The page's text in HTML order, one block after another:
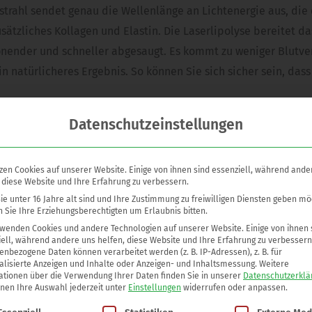
sendet genau die Wellenlänge an Lichtenergie aus,
Kollagen und Elastin. Die Laserlipolyse bereitet
und schneller abgesaugt. Es kommt zu weniger
natürlicheres Ergebnis. So können Sie sich sicher sein,
Methoden?
ist für das Gewebe schonender. Darüber hinaus
somit deutlich besser ab. Dies bedeutet nach der
schnellere Genesung. Daher sind Sie nach der Operation
durch eine hochdosierte Gabe von Vitamin C, da
aus dem Gewebe holen, wo es bis zu sieben Tage
Es sorgt für eine geringe Schwellneigung, den
Genesung.
Datenschutzeinstellungen
Cookies auf unserer Website. Einige von ihnen sind essenziell, während
Website und Ihre Erfahrung zu verbessern.
unter 16 Jahre alt sind und Ihre Zustimmung zu freiwilligen Diensten geben
Sie Ihre Erziehungsberechtigten um Erlaubnis bitten.
Cookies und andere Technologien auf unserer Website. Einige von ihnen
während andere uns helfen, diese Website und Ihre Erfahrung zu
Daten können verarbeitet werden (z. B. IP-Adressen), z. B. für
Anzeigen und Inhalte oder Anzeigen- und Inhaltsmessung. Weitere
über die Verwendung Ihrer Daten finden Sie in unserer
Ihre Auswahl jederzeit unter Einstellungen widerrufen oder anpassen.